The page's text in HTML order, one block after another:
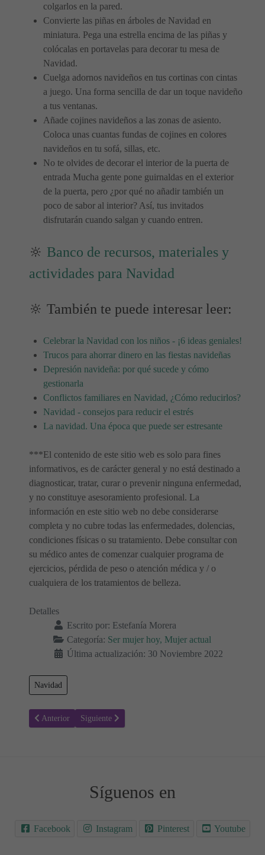
colgarlos en la pared.
Convierte las piñas en árboles de Navidad en
miniatura. Pega una estrella encima de las piñas y
colócalas en portavelas para decorar tu mesa de
Navidad.
Cuelga adornos navideños en tus cortinas con cintas
a juego. Una forma sencilla de dar un toque navideño
a tus ventanas.
Añade cojines navideños a las zonas de asiento.
Coloca unas cuantas fundas de cojines en colores
navideños en tu sofá, sillas, etc.
No te olvides de decorar el interior de la puerta de
entrada Mucha gente pone guirnaldas en el exterior
de la puerta, pero ¿por qué no añadir también un
poco de sabor al interior? Así, tus invitados
disfrutarán cuando salgan y cuando entren.
🔆 Banco de recursos, materiales y
actividades para Navidad
🔆 También te puede interesar leer:
Celebrar la Navidad con los niños - ¡6 ideas geniales!
Trucos para ahorrar dinero en las fiestas navideñas
Depresión navideña: por qué sucede y cómo
gestionarla
Conflictos familiares en Navidad, ¿Cómo reducirlos?
Navidad - consejos para reducir el estrés
La navidad. Una época que puede ser estresante
***El contenido de este sitio web es solo para fines
informativos, es de carácter general y no está destinado a
diagnosticar, tratar, curar o prevenir ninguna enfermedad,
y no constituye asesoramiento profesional. La
información en este sitio web no debe considerarse
completa y no cubre todas las enfermedades, dolencias,
condiciones físicas o su tratamiento. Debe consultar con
su médico antes de comenzar cualquier programa de
ejercicios, pérdida de peso o atención médica y / o
cualquiera de los tratamientos de belleza.
Detalles
Escrito por: Estefanía Morera
Categoría: Ser mujer hoy, Mujer actual
Última actualización: 30 Noviembre 2022
Navidad
Artículo anterior: Las mejores Películas para ver en Navidad
Anterior Artículo siguiente: La navidad. Una época que puede
Siguiente
Síguenos en
Facebook Instagram Pinterest Youtube